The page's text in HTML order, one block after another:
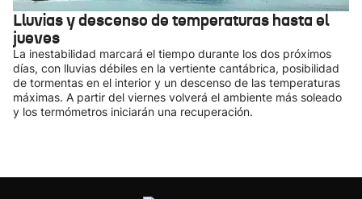
Lluvias y descenso de temperaturas hasta el
jueves
La inestabilidad marcará el tiempo durante los dos próximos
días, con lluvias débiles en la vertiente cantábrica, posibilidad
de tormentas en el interior y un descenso de las temperaturas
máximas. A partir del viernes volverá el ambiente más soleado
y los termómetros iniciarán una recuperación.